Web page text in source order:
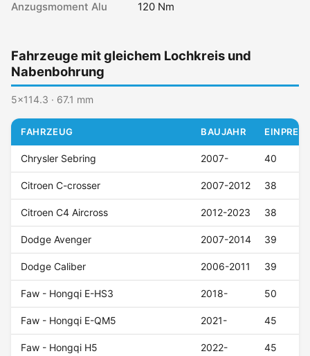
Anzugsmoment Alu 120 Nm
Fahrzeuge mit gleichem Lochkreis und
Nabenbohrung
5x114.3 · 67.1 mm
FAHRZEUG BAUJAHR
Chrysler Sebring 2007- 40
Citroen C-crosser 2007-2012 38
Citroen C4 Aircross 2012-2023 38
Dodge Avenger 2007-2014 39
Dodge Caliber 2006-2011 39
Faw - Hongqi E-HS3 2018- 50
Faw - Hongqi E-QM5 2021- 45
Faw - Hongqi H5 2022- 45